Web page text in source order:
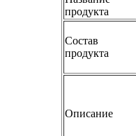
продукта
Состав
продукта
Описание